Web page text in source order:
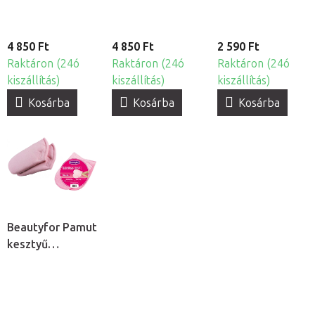
4 850 Ft
Raktáron (24ó
kiszállítás)
Kosárba
4 850 Ft
Raktáron (24ó
kiszállítás)
Kosárba
2 590 Ft
Raktáron (24ó
kiszállítás)
Kosárba
Beautyfor Pamut
kesztyű